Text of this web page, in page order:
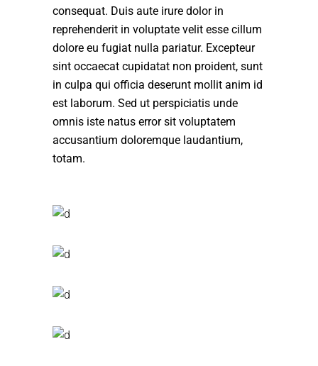
consequat. Duis aute irure dolor in
reprehenderit in voluptate velit esse cillum
dolore eu fugiat nulla pariatur. Excepteur
sint occaecat cupidatat non proident, sunt
in culpa qui officia deserunt mollit anim id
est laborum. Sed ut perspiciatis unde
omnis iste natus error sit voluptatem
accusantium doloremque laudantium,
totam.